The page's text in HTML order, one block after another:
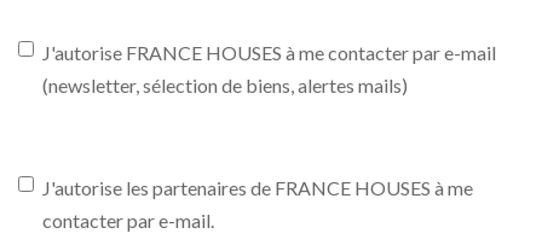
J'autorise FRANCE HOUSES à me contacter par e-mail
(newsletter, sélection de biens, alertes mails)
J'autorise les partenaires de FRANCE HOUSES à me
contacter par e-mail.